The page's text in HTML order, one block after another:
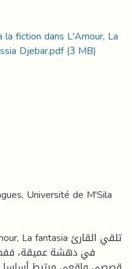
fiction dans L'Amour, La
Djebar.pdf(3 MB)
Université de M'Sila
في دهشة عميقة،